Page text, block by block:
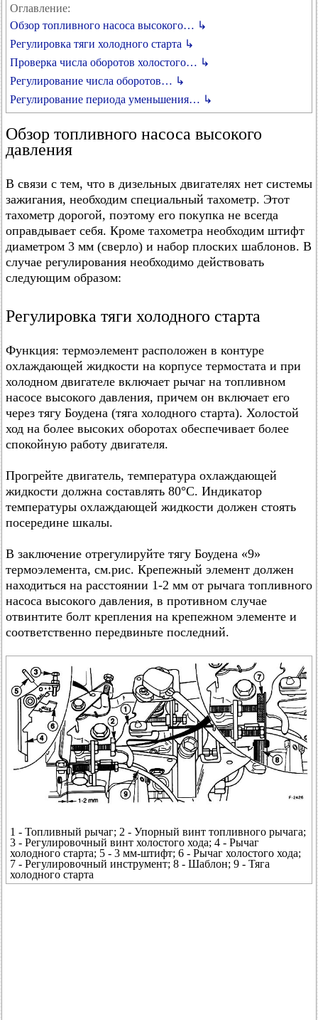
Оглавление:
Обзор топливного насоса высокого… ↳
Регулировка тяги холодного старта ↳
Проверка числа оборотов холостого… ↳
Регулирование числа оборотов… ↳
Регулирование периода уменьшения… ↳
Обзор топливного насоса высокого
давления
В связи с тем, что в дизельных двигателях нет системы
зажигания, необходим специальный тахометр. Этот
тахометр дорогой, поэтому его покупка не всегда
оправдывает себя. Кроме тахометра необходим штифт
диаметром 3 мм (сверло) и набор плоских шаблонов. В
случае регулирования необходимо действовать
следующим образом:
Регулировка тяги холодного старта
Функция: термоэлемент расположен в контуре
охлаждающей жидкости на корпусе термостата и при
холодном двигателе включает рычаг на топливном
насосе высокого давления, причем он включает его
через тягу Боудена (тяга холодного старта). Холостой
ход на более высоких оборотах обеспечивает более
спокойную работу двигателя.
Прогрейте двигатель, температура охлаждающей
жидкости должна составлять 80°C. Индикатор
температуры охлаждающей жидкости должен стоять
посередине шкалы.
В заключение отрегулируйте тягу Боудена «9»
термоэлемента, см.рис. Крепежный элемент должен
находиться на расстоянии 1-2 мм от рычага топливного
насоса высокого давления, в противном случае
отвинтите болт крепления на крепежном элементе и
соответственно передвиньте последний.
1 - Топливный рычаг; 2 - Упорный винт топливного рычага;
3 - Регулировочный винт холостого хода; 4 - Рычаг
холодного старта; 5 - 3 мм-штифт; 6 - Рычаг холостого хода;
7 - Регулировочный инструмент; 8 - Шаблон; 9 - Тяга
холодного старта